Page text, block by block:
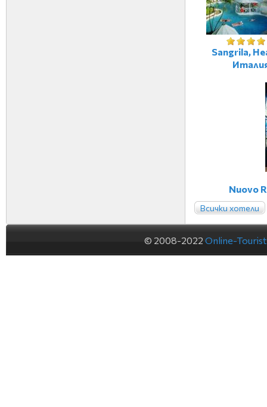
Sangrila,
Nuovo
Всички хотели
© 2008-2022 Online-